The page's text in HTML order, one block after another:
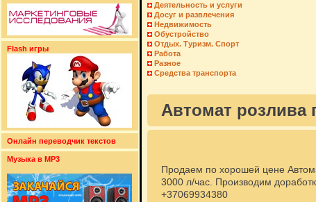
Flash игры
Онлайн переводчик текстов
Музыка в MP3
Деятельность и услуги
Досуг и развлечения
Недвижимость
Обустройство
Отдых. Туризм. Спорт
Работа
Разное
Средства транспорта
Автомат розлива
Продаем по хорошей цене
3000 л/час. Производим
+37069934380